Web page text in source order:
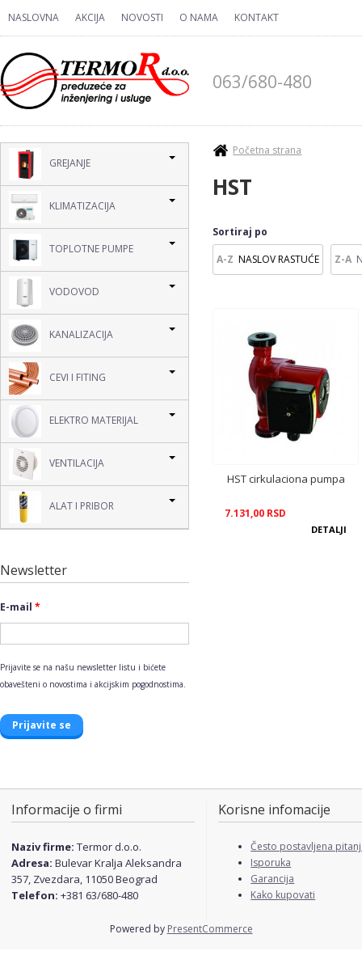
NASLOVNA AKCIJA NOVOSTI O NAMA KONTAKT
063/680-480
GREJANJE
KLIMATIZACIJA
TOPLOTNE PUMPE
VODOVOD
KANALIZACIJA
CEVI I FITING
ELEKTRO MATERIJAL
VENTILACIJA
ALAT I PRIBOR
Newsletter
E-mail *
Prijavite se na našu newsletter listu i bićete
obavešteni o novostima i akcijskim pogodnostima.
You are here
Početna strana
HST
Sortiraj po
NASLOV RASTUĆE
HST cirkulaciona pumpa
7.131,00 RSD
DETALJI
Informacije o firmi
Naziv firme: Termor d.o.o.
Adresa: Bulevar Kralja Aleksandra
357, Zvezdara, 11050 Beograd
Telefon: +381 63/680-480
Korisne infomacije
Često postavljena
Isporuka
Garancija
Kako kupovati
Powered by PresentCommerce